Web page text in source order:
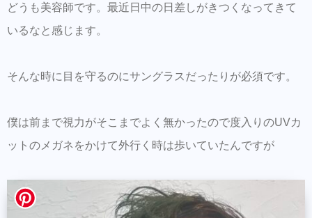
商品だけの購入はオンラインショップからも
Hair Trenza INTERNATIONAL
とスムーズに施術可能です。
同時にこちらもダウンロードして頂き新規登
美容師の方にはこちらもオススメ。SNSプロ
どうも美容師です。最近日中の日差しがきつくなってきて
いるなと感じます。
そんな時に目を守るのにサングラスだったりが必須です。
僕は前まで視力がそこまでよく無かったので度入りのUVカ
ットのメガネをかけて外行く時は歩いていたんですが